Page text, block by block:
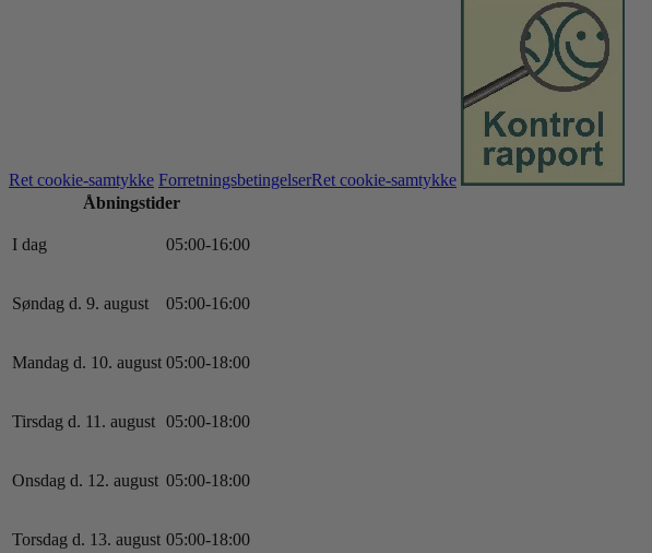
Ret cookie-samtykke ForretningsbetingelserRet cookie-samtykke
Åbningstider
I dag 05:00-16:00
Søndag d. 9. august 05:00-16:00
Mandag d. 10. august 05:00-18:00
Tirsdag d. 11. august 05:00-18:00
Onsdag d. 12. august 05:00-18:00
Torsdag d. 13. august 05:00-18:00